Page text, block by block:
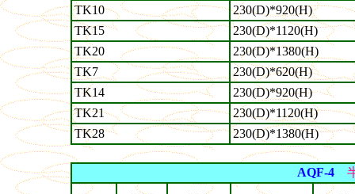
TK10
230(D)*920(H)
TK15
230(D)*1120(H)
TK20
230(D)*1380(H)
TK7
230(D)*620(H)
TK14
230(D)*920(H)
TK21
230(D)*1120(H)
TK28
230(D)*1380(H)
AQF-4